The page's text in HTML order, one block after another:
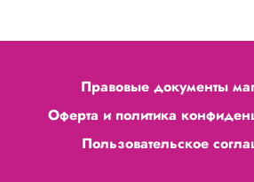
Правовые документы
Оферта и политика
Пользовательское